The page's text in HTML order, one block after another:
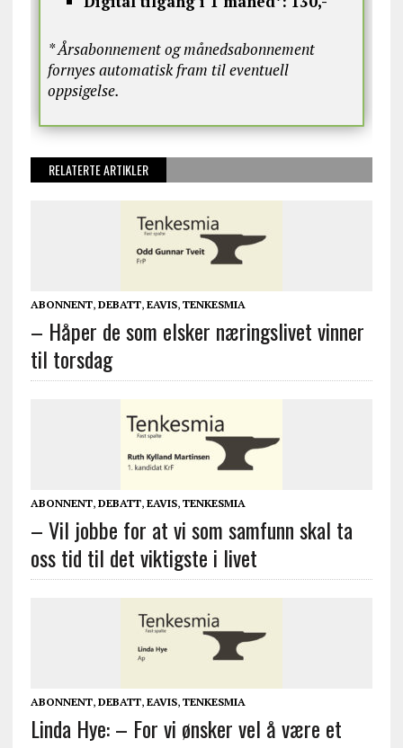
* Årsabonnement og månedsabonnement
fornyes automatisk fram til eventuell
oppsigelse.
RELATERTE ARTIKLER
ABONNENT, DEBATT, EAVIS, TENKESMIA
– Håper de som elsker næringslivet vinner
til torsdag
ABONNENT, DEBATT, EAVIS, TENKESMIA
– Vil jobbe for at vi som samfunn skal ta
oss tid til det viktigste i livet
ABONNENT, DEBATT, EAVIS, TENKESMIA
Linda Hye: – For vi ønsker vel å være et